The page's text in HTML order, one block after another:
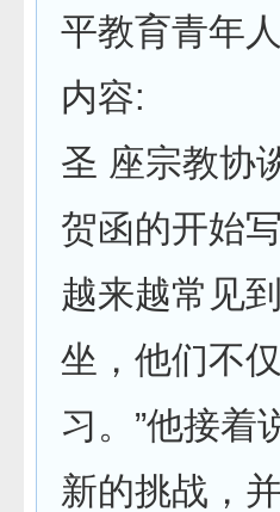
平教育青年
内容:
圣 座宗教协
贺函的开始
越来越常见
坐，他们不
习。”他接着
新的挑战，